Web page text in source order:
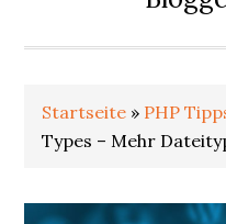
Startseite » PHP
Types – Mehr